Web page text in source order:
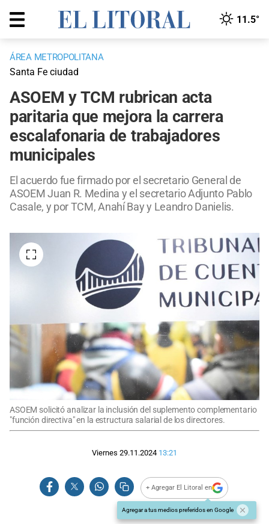
11.5°
ÁREA METROPOLITANA
Santa Fe ciudad
ASOEM y TCM rubrican acta
paritaria que mejora la carrera
escalafonaria de trabajadores
municipales
El acuerdo fue firmado por el secretario General de
ASOEM Juan R. Medina y el secretario Adjunto Pablo
Casale, y por TCM, Anahí Bay y Leandro Danielis.
ASOEM solicitó analizar la inclusión del suplemento complementario
"función directiva" en la estructura salarial de los directores.
Viernes 29.11.2024 13:21
+ Agregar El Litoral en
Agregar a tus medios preferidos en Google